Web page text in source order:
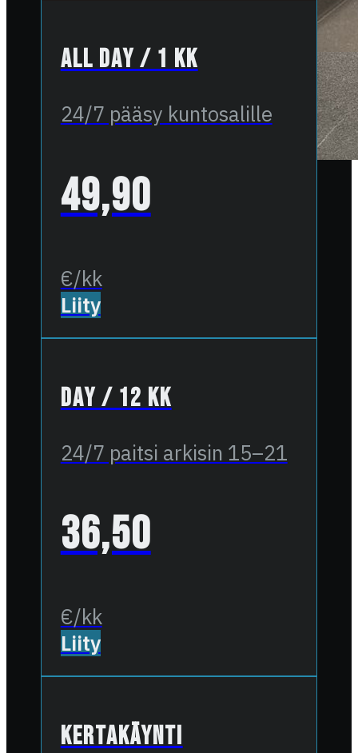
All Day / 1 kk
24/7 pääsy kuntosalille
49,90
€/kk
Liity
Day / 12 kk
24/7 paitsi arkisin 15–21
36,50
€/kk
Liity
Kertakäynti